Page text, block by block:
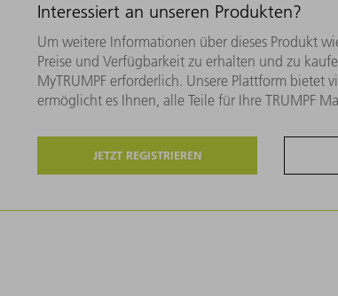
Interessiert an unseren Produkten?
Um weitere Informationen über dieses Produkt
Preise und Verfügbarkeit zu erhalten und zu
MyTRUMPF erforderlich. Unsere Plattform bietet
ermöglicht es Ihnen, alle Teile für Ihre TRUMPF
JETZT REGISTRIEREN